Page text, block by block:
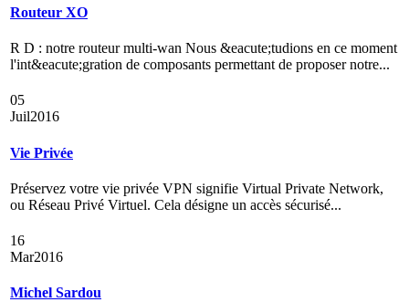
Routeur XO
R D : notre routeur multi-wan Nous &eacute;tudions en ce moment
l'int&eacute;gration de composants permettant de proposer notre...
05
Juil2016
Vie Privée
Préservez votre vie privée VPN signifie Virtual Private Network,
ou Réseau Privé Virtuel. Cela désigne un accès sécurisé...
16
Mar2016
Michel Sardou